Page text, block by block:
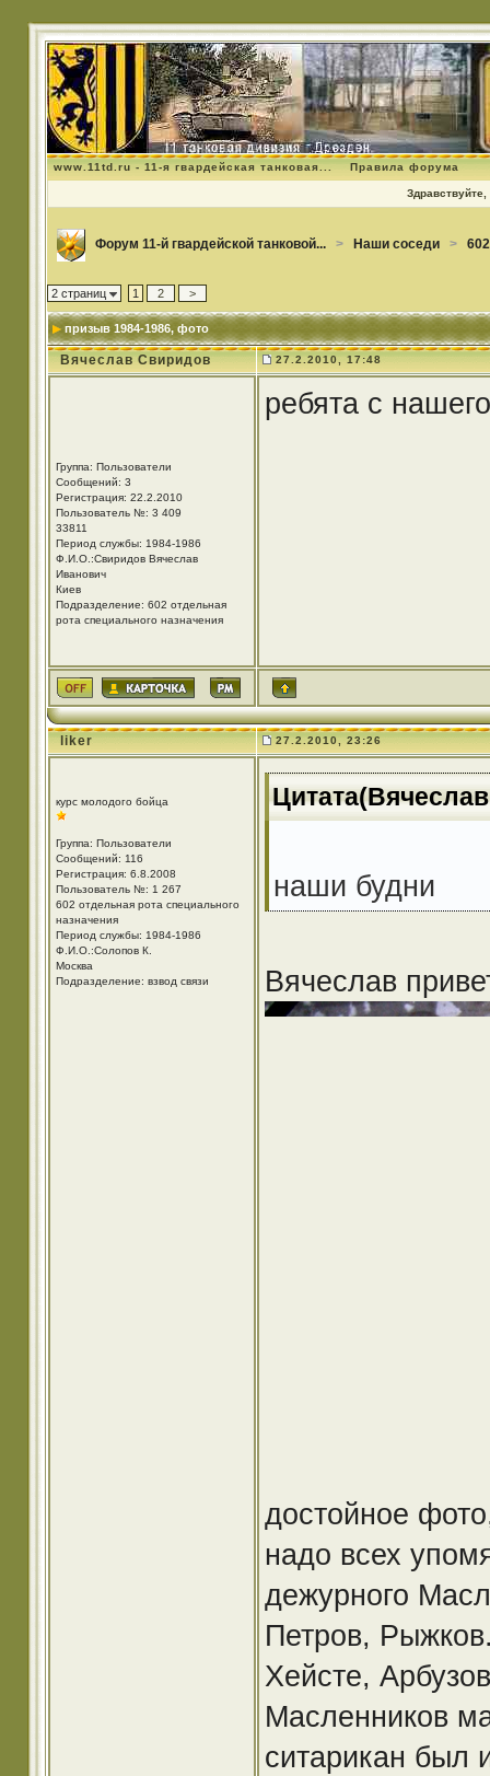
www.11td.ru - 11-я гвардейская танковая... Правила форума
Здравствуйте,
Форум 11-й гвардейской танковой... > Наши соседи >
2 страниц 1 2 >
призыв 1984-1986, фото
Вячеслав Свиридов 27.2.2010, 17:48
Группа: Пользователи
Сообщений: 3
Регистрация: 22.2.2010
Пользователь №: 3 409
33811
Период службы: 1984-1986
Ф.И.О.:Свиридов Вячеслав
Иванович
Киев
Подразделение: 602 отдельная
рота специального назначения
ребята с
liker 27.2.2010, 23:26
курс молодого бойца
Группа: Пользователи
Сообщений: 116
Регистрация: 6.8.2008
Пользователь №: 1 267
602 отдельная рота специального
назначения
Период службы: 1984-1986
Ф.И.О.:Солопов К.
Москва
Подразделение: взвод связи
наши будни
Вячеслав
достойное
надо всех
дежурного
Петров,
Хейсте,
Масленников
ситарикан был